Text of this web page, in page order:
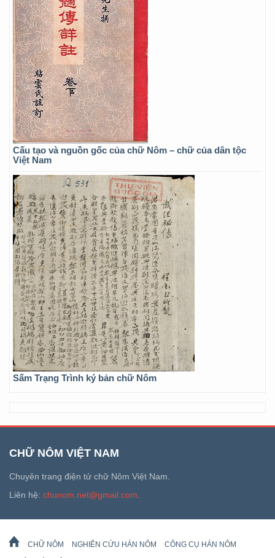
Cấu tạo và nguồn gốc của chữ Nôm – chữ của dân tộc
Việt Nam
Sấm Trạng Trình ký bản chữ Nôm
CHỮ NÔM VIỆT NAM
Chuyên trang điện tử chữ Nôm Việt Nam.
Liên hệ: chunom.net@gmail.com
CHỮ NÔM NGHIÊN CỨU HÁN NÔM CÔNG CỤ HÁN NÔM